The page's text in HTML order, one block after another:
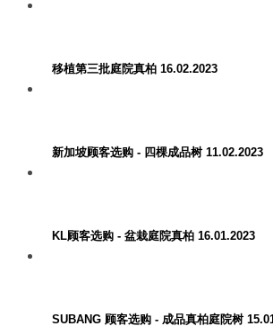
移植第三批庭院真柏 16.02.2023
新加坡顾客选购 - 四棵成品树 11.02.2023
KL顾客选购 - 盆栽庭院真柏 16.01.2023
SUBANG 顾客选购 - 成品真柏庭院树